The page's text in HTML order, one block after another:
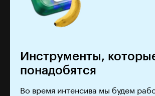
Инструменты,
понадобятся
Во время интенсива мы будем